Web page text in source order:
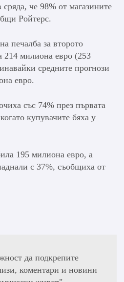
че 98% от магазините
Ройтерс.
печалба за второто
214 милиона евро (253
средните прогнози
евро.
със 74% през първата
купувачите бяха у
195 милиона евро, а
с 37%, съобщиха от
да подкрепите
коментари и новини